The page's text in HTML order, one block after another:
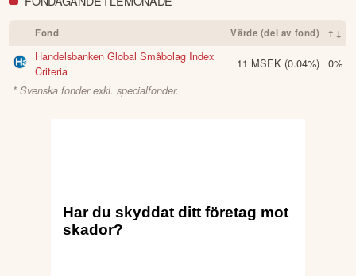
Fond Värde (del av fond) ↑↓
Handelsbanken Global Småbolag Index
Criteria
11 MSEK (0.04%) 0%
* Svenska fonder exkl. specialfonder.